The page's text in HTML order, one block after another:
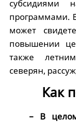
субсидиями
программами.
может
повышении
также
северян,
Как
– В